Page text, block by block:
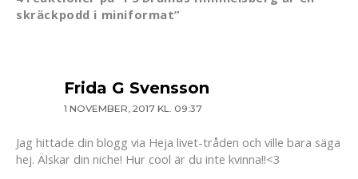
skräckpodd i miniformat”
Frida G Svensson
1 NOVEMBER, 2017 KL. 09:37
Jag hittade din blogg via Heja livet-tråden och ville bara säga
hej. Älskar din niche! Hur cool är du inte kvinna!!<3